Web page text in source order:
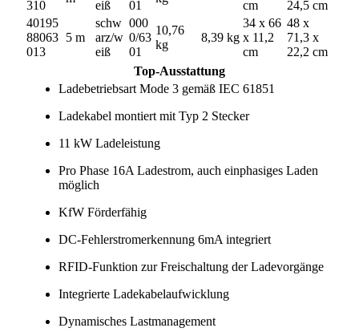
310 eiß 01 cm
24,5 cm
40195
88063
013
5 m
schw
arz/w
eiß
000
0/63
01
10,76
kg
8,39 kg
34 x 66
x 11,2
cm
48 x
71,3 x
22,2 cm
Top-Ausstattung
Ladebetriebsart Mode 3 gemäß IEC 61851
Ladekabel montiert mit Typ 2 Stecker
11 kW Ladeleistung
Pro Phase 16A Ladestrom, auch einphasiges Laden
möglich
KfW Förderfähig
DC-Fehlerstromerkennung 6mA integriert
RFID-Funktion zur Freischaltung der Ladevorgänge
Integrierte Ladekabelaufwicklung
Dynamisches Lastmanagement